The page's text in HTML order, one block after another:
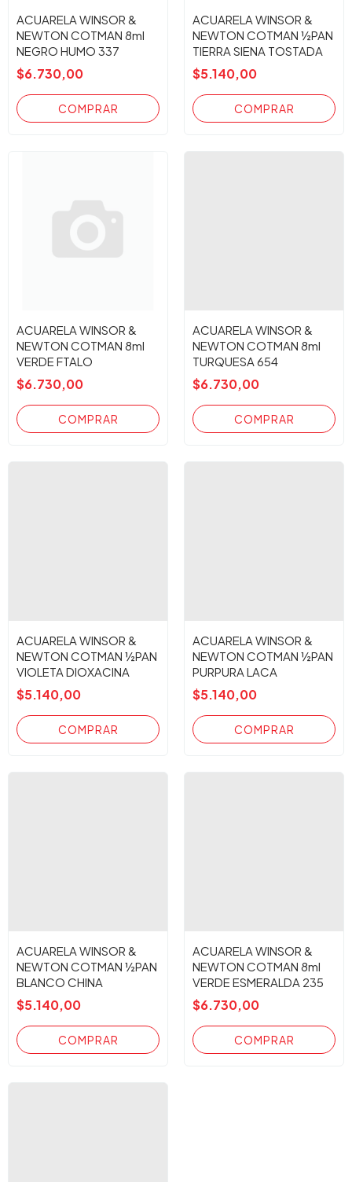
ACUARELA WINSOR &
NEWTON COTMAN 8ml
NEGRO HUMO 337
$6.730,00
ACUARELA WINSOR &
NEWTON COTMAN ½PAN
TIERRA SIENA TOSTADA
$5.140,00
ACUARELA WINSOR &
NEWTON COTMAN 8ml
VERDE FTALO
(INTENSO)329
$6.730,00
ACUARELA WINSOR &
NEWTON COTMAN 8ml
TURQUESA 654
$6.730,00
ACUARELA WINSOR &
NEWTON COTMAN ½PAN
VIOLETA DIOXACINA
$5.140,00
ACUARELA WINSOR &
NEWTON COTMAN ½PAN
PURPURA LACA
$5.140,00
ACUARELA WINSOR &
NEWTON COTMAN ½PAN
BLANCO CHINA
$5.140,00
ACUARELA WINSOR &
NEWTON COTMAN 8ml
VERDE ESMERALDA 235
$6.730,00